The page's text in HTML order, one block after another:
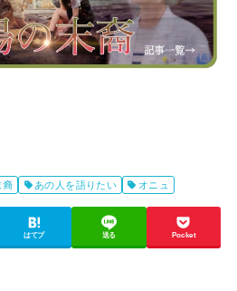
裔 あの人を語りたい オニュ
はてブ 送る Pocket